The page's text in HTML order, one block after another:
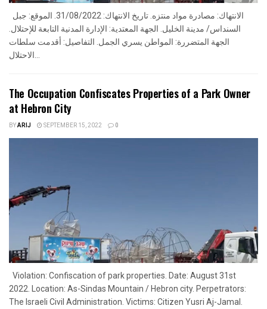
السنداس/ مدينة الخليل. الجهة المعتدية: الإدارة المدنية التابعة للإحتلال.
الجهة المتضررة: المواطن يسري الجمل. التفاصيل: أقدمت سلطات
The Occupation Confiscates Properties of a Park Owner
at Hebron City
BYARIJ SEPTEMBER 15, 2022 0
Violation: Confiscation of park properties. Date: August 31st
2022. Location: As-Sindas Mountain / Hebron city. Perpetrators:
The Israeli Civil Administration. Victims: Citizen Yusri Aj-Jamal.